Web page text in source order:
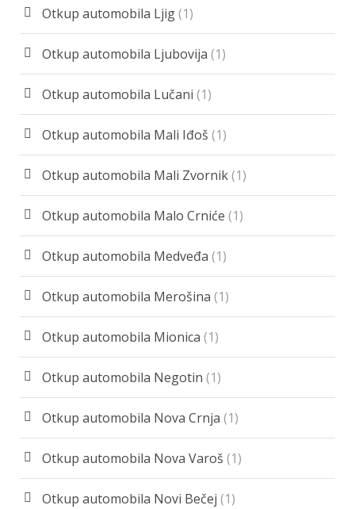
Otkup automobila Ljig(1)
Otkup automobila Ljubovija (1)
Otkup automobila Lučani (1)
Otkup automobila Mali Iđoš (1)
Otkup automobila Mali Zvornik(1)
Otkup automobila Malo Crniće (1)
Otkup automobila Medveđa (1)
Otkup automobila Merošina (1)
Otkup automobila Mionica (1)
Otkup automobila Negotin (1)
Otkup automobila Nova Crnja (1)
Otkup automobila Nova Varoš (1)
Otkup automobila Novi Bečej (1)